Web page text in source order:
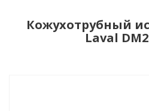
Кожухотрубный
Laval